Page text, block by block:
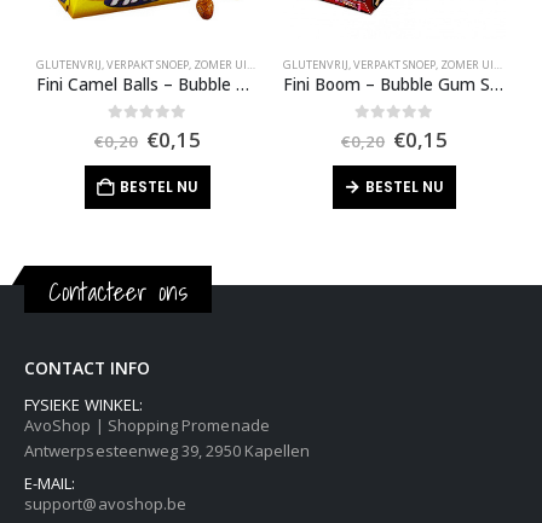
GLUTENVRIJ,VERPAKT SNOEP, ZOMER UITVERKOOP
Fini Camel Balls – Bubble Gum
out of 5
€0,20 Oorspronkelijke
prijs
was:
€0,20.
€0,15Huidige
BESTEL NU
GLUTENVRIJ,VERPAKT SNOEP, ZOMER UITVERKOOP
Fini Boom – Bubble Gum Strawberry
out of 5
€0,20
prijs
was:
€0,20.
€0,15Huidige
BESTEL NU
Contacteer ons
CONTACT INFO
FYSIEKE WINKEL:
AvoShop | Shopping Promenade
Antwerpsesteenweg 39, 2950 Kapellen
E-MAIL:
support@avoshop.be